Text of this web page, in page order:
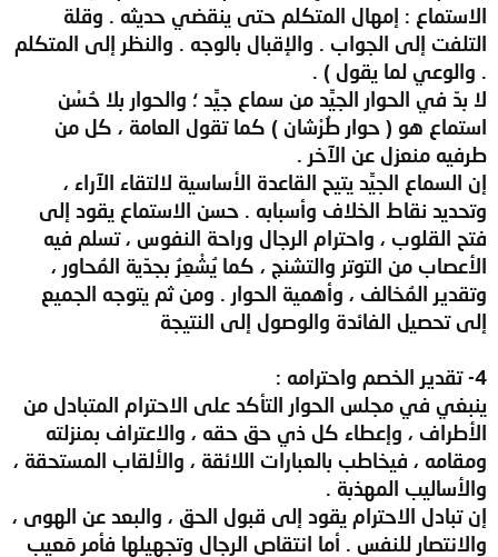
الاستماع : إمهال المتكلم حتى ينقضي حديثه . وقلة
التلفت إلى الجواب . والإقبال بالوجه . والنظر إلى المتكلم
. والوعي لما يقول ) .
لا بدّ في الحوار الجيِّد من سماع جيِّد ؛ والحوار بلا حُسْن
استماع هو ( حوار طُرْشان ) كما تقول العامة ، كل من
طرفيه منعزل عن الآخر .
إن السماع الجيِّد يتيح القاعدة الأساسية لالتقاء الآراء ،
وتحديد نقاط الخلاف وأسبابه . حسن الاستماع يقود إلى
فتح القلوب ، واحترام الرجال وراحة النفوس ، تسلم فيه
الأعصاب من التوتر والتشنج ، كما يُشْعِرُ بجدّية المُحاور ،
وتقدير المُخالف ، وأهمية الحوار . ومن ثم يتوجه الجميع
إلى تحصيل الفائدة والوصول إلى النتيجة
4- تقدير الخصم واحترامه :
ينبغي في مجلس الحوار التأكد على الاحترام المتبادل من
الأطراف ، وإعطاء كل ذي حق حقه ، والاعتراف بمنزلته
ومقامه ، فيخاطب بالعبارات اللائقة ، والألقاب المستحقة ،
والأساليب المهذبة .
إن تبادل الاحترام يقود إلى قبول الحق ، والبعد عن الهوى ،
والانتصار للنفس . أما انتقاص الرجال وتجهيلها فأمر مَعيب